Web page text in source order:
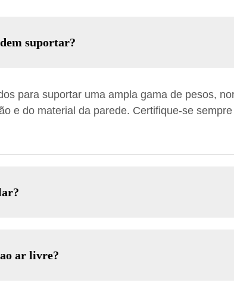
suportar?
para suportar uma ampla gama de pesos,
e do material da parede. Certifique-se
ar livre?